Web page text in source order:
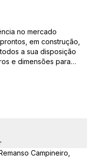
no mercado
em construção,
a sua disposição
e dimensões para
terrenos, salas
Campineiro,